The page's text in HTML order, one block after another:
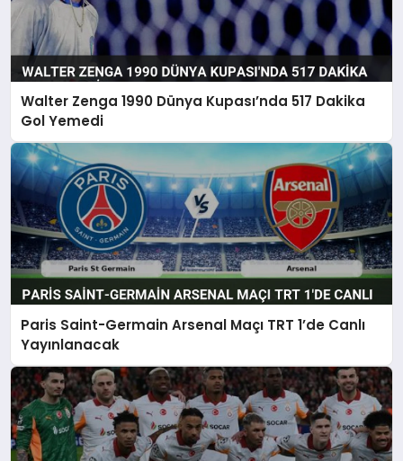
Walter Zenga 1990 Dünya Kupası’nda 517 Dakika
Gol Yemedi
Paris Saint-Germain Arsenal Maçı TRT 1’de Canlı
Yayınlanacak